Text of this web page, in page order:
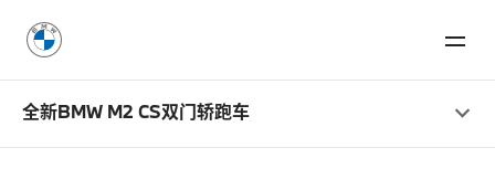
全新BMW M2 CS双门轿跑车